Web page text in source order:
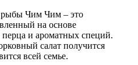
рыбы Чим Чим – это
на основе
перца и ароматных специй.
салат получится
всей семье.